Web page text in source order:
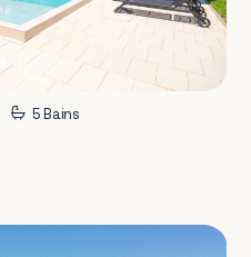
5 Bains